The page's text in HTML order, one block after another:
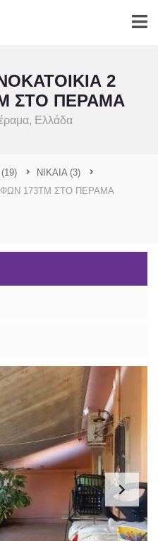
2
ΣΤΟ ΠΕΡΑΜΑ
Ελλάδα
(19) NIKAIA (3)
173ΤΜ ΣΤΟ ΠΕΡΑΜΑ